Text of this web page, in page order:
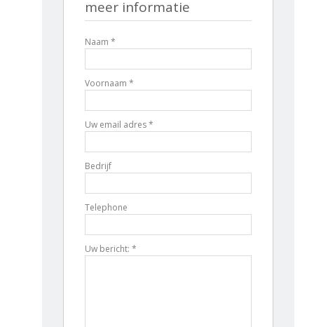
meer informatie
Naam *
Voornaam *
Uw email adres *
Bedrijf
Telephone
Uw bericht: *